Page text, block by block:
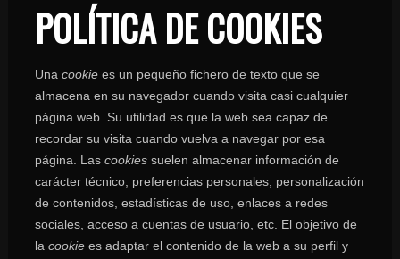
POLÍTICA DE COOKIES
Una cookiees un pequeño fichero de texto que se
almacena en su navegador cuando visita casi cualquier
página web. Su utilidad es que la web sea capaz de
recordar su visita cuando vuelva a navegar por esa
página. Las cookiessuelen almacenar información de
carácter técnico, preferencias personales, personalización
de contenidos, estadísticas de uso, enlaces a redes
sociales, acceso a cuentas de usuario, etc. El objetivo de
la cookiees adaptar el contenido de la web a su perfil y